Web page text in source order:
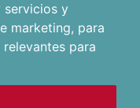
servicios y
marketing, para
para